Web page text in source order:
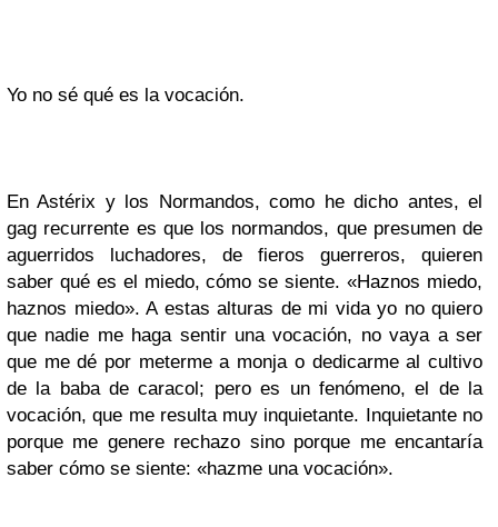
Yo no sé qué es la vocación.
EnAstérix y los Normandos, como he dicho antes, el
gag recurrente es que los normandos, que presumen de
aguerridos luchadores, de fieros guerreros, quieren
saber qué es el miedo, cómo se siente. «Haznos miedo,
haznos miedo». A estas alturas de mi vida yo no quiero
que nadie me haga sentir una vocación, no vaya a ser
que me dé por meterme a monja o dedicarme al cultivo
de la baba de caracol; pero es un fenómeno, el de la
vocación, que me resulta muy inquietante. Inquietante no
porque me genere rechazo sino porque me encantaría
saber cómo se siente: «hazme una vocación».